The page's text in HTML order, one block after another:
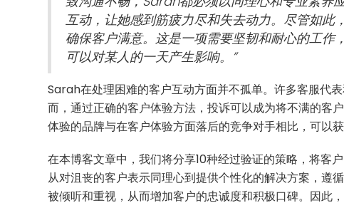
互动，让她感到筋疲力尽和失去动力。尽管如
确保客户满意。这是一项需要坚韧和耐心的工
可以对某人的一天产生影响。”
Sarah在处理困难的客户互动方面并不孤单。许多客服代
而，通过正确的客户体验方法，投诉可以成为将不满的客
体验的品牌与在客户体验方面落后的竞争对手相比，可以
在本博客文章中，我们将分享10种经过验证的策略，将客
从对沮丧的客户表示同理心到提供个性化的解决方案，遵
被倾听和重视，从而增加客户的忠诚度和积极口碑。因此